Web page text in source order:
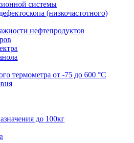
системы
(низкочастотного)
нефтепродуктов
термометра от -75 до 600 °С
до 100кг